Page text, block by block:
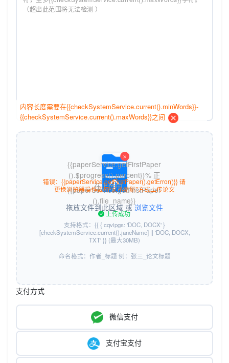
内容长度需要在{{checkSystemService.current().minWords}}-
{{checkSystemService.current().maxWords}}之间
拖放文件到此区域 或浏览文件
支持格式：{{ { cqvipgs: 'DOC, DOCX' }
[checkSystemService.current().janeName] || 'DOC, DOCX,
TXT' }} (最大30MB)
命名格式：作者_标题 例：张三_论文标题
{{paperService.getFirstPaper
().file_name}}
上传成功
{{paperService.getFirstPaper
().$progress().percent}}% 正
在上传中......
错误：{{paperService.getFirstPaper().getError()}}请
更换浏览器操作或用“文本粘贴”方式上传论文
{{paperService.getFirstPaper().getError()?
paperService.getFirstPaper().getError():'请上传文件'}}
支付方式
微信支付
支付宝支付